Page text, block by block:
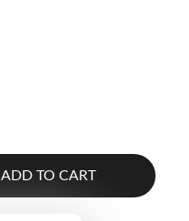
ADD TO CART